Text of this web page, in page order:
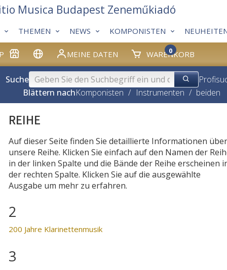
MEINE DATEN WARENKORB
0
THEMEN NEWS KOMPONISTEN
Musica Budapest Zeneműkiadó
Suche
Blättern nachKomponisten / Instrumenten / beiden
REIHE
Auf dieser Seite finden Sie detaillierte Informationen über
unsere Reihe. Klicken Sie einfach auf den Namen der
in der linken Spalte und die Bände der Reihe erscheinen
der rechten Spalte. Klicken Sie auf die ausgewählte
Ausgabe um mehr zu erfahren.
2
200 Jahre Klarinettenmusik
3